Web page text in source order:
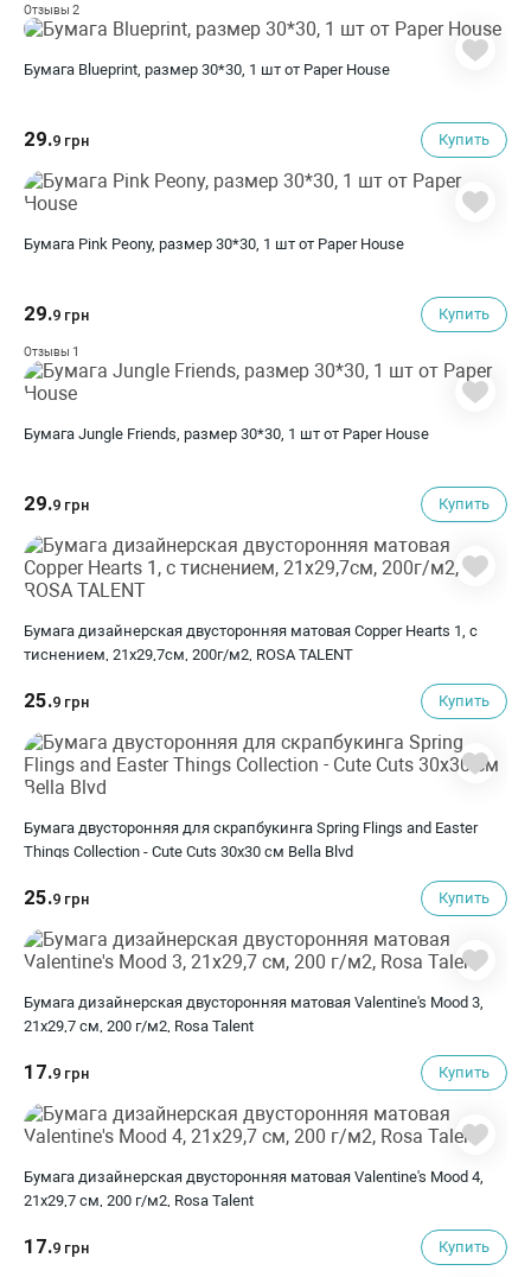
Отзывы 2
Бумага Blueprint, размер 30*30, 1 шт от Paper House
29.9 грн Купить
Бумага Pink Peony, размер 30*30, 1 шт от Paper House
29.9 грн Купить
Отзывы 1
Бумага Jungle Friends, размер 30*30, 1 шт от Paper House
29.9 грн Купить
Бумага дизайнерская двусторонняя матовая Copper Hearts 1, с
тиснением, 21х29,7см, 200г/м2, ROSA TALENT
25.9 грн Купить
Бумага двусторонняя для скрапбукинга Spring Flings and Easter
Things Collection - Cute Cuts 30х30 см Bella Blvd
25.9 грн Купить
Бумага дизайнерская двусторонняя матовая Valentine's Mood 3,
21х29,7 см, 200 г/м2, Rosa Talent
17.9 грн Купить
Бумага дизайнерская двусторонняя матовая Valentine's Mood 4,
21х29,7 см, 200 г/м2, Rosa Talent
17.9 грн Купить